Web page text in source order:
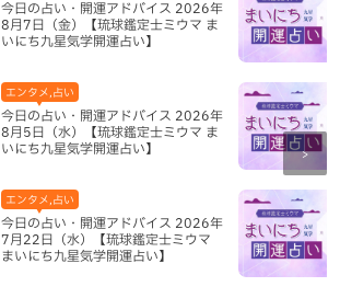
今日の占い・開運アドバイス 2026年
8月7日（金）【琉球鑑定士ミウマ ま
いにち九星気学開運占い】
今日の占い・開運アドバイス 2026年
8月5日（水）【琉球鑑定士ミウマ ま
いにち九星気学開運占い】
エンタメ,占い
今日の占い・開運アドバイス 2026年
7月22日（水）【琉球鑑定士ミウマ
まいにち九星気学開運占い】
エンタメ,占い